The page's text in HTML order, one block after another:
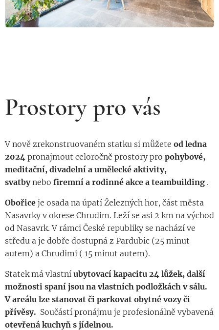
Prostory pro vás
V nově zrekonstruovaném statku si můžete od ledna
2024 pronajmout celoročně prostory pro pohybové,
meditační, divadelní a umělecké aktivity,
svatbynebo firemní a rodinné akce a teambuilding .
Obořice je osada na úpatí Železných hor, část města
Nasavrky v okrese Chrudim. Leží se asi 2 km na východ
od Nasavrk. V rámci České republiky se nachází ve
středu a je dobře dostupná z Pardubic (25 minut
autem) a Chrudimi ( 15 minut autem).
Statek má vlastní ubytovací kapacitu 24 lůžek, další
možnosti spaní jsou na vlastních podložkách v sálu.
V areálu lze stanovat či parkovat obytné vozy či
přívěsy. Součástí pronájmu je profesionálně vybavená
otevřená kuchyň s jídelnou.